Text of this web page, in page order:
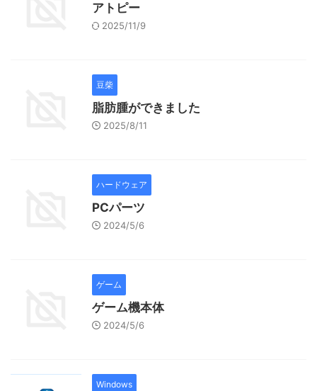
アトピー
2025/11/9
豆柴
脂肪腫ができました
2025/8/11
ハードウェア
PCパーツ
2024/5/6
ゲーム
ゲーム機本体
2024/5/6
Windows